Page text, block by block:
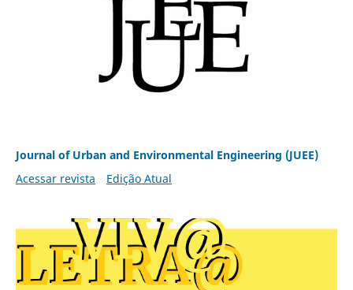
Journal of Urban and Environmental Engineering (JUEE)
Acessar revista
Edição Atual